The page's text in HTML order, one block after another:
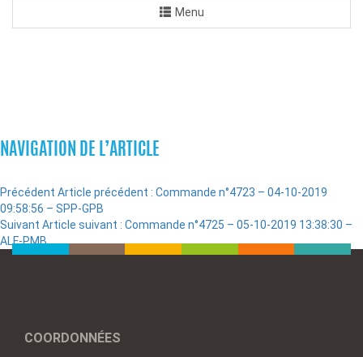
Menu
NAVIGATION DE L’ARTICLE
Précédent Article précédent : Commande n°4723 – 04-10-2019
09:58:56 – SPP-GPB
Suivant Article suivant : Commande n°4725 – 05-10-2019 13:38:30 –
ALF-PMB
COORDONNÉES